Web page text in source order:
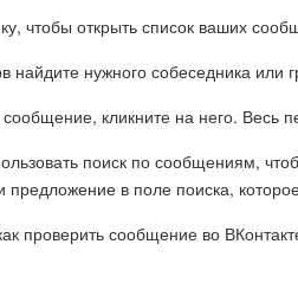
чтобы открыть список ваших
найдите нужного собеседника или
кликните на него. Весь
поиск по сообщениям,
предложение в поле поиска,
проверить сообщение во